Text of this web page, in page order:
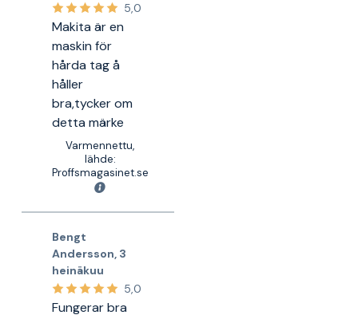
5,0
Makita är en
maskin för
hårda tag å
håller
bra,tycker om
detta märke
Varmennettu,
lähde:
Proffsmagasinet.se
Bengt
Andersson, 3
heinäkuu
5,0
Fungerar bra